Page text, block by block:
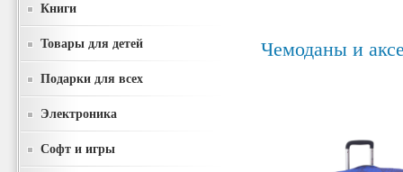
Книги
Товары для детей
Подарки для всех
Электроника
Софт и игры
Чемоданы и